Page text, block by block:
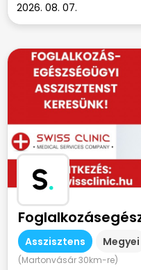
2026. 08. 07.
S.
Asszisztens Megyei
(Martonvásár 30km-re)